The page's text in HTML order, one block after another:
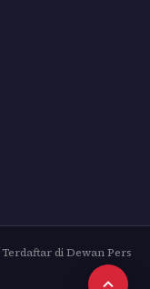
di Dewan Pers